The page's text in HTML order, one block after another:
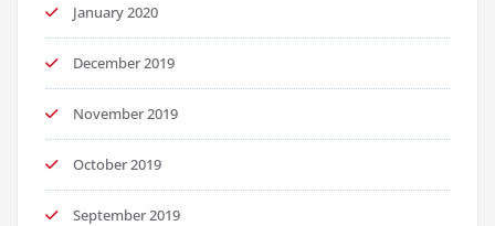
January 2020
December 2019
November 2019
October 2019
September 2019